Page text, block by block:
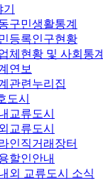
구민생활통계
등록인구현황
체현황 및 사회통계
연보
관련누리집
도시
교류도시
교류도시
인직거래장터
할인안내
외 교류도시 소식